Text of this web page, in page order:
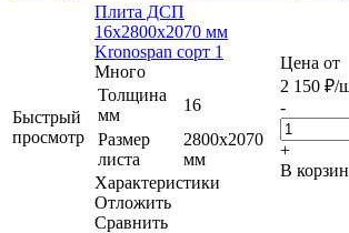
Быстрый
просмотр
Плита ДСП
16x2800x2070 мм
Kronospan сорт 1
Много
Толщина
мм
16
Размер
листа
2800x2070
мм
Характеристики
Отложить
Сравнить
Цена от
2 150 ₽/
-
+
В